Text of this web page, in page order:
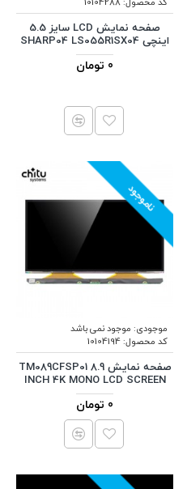
صفحه نمایش LCD سایز 5.5
اینچی SHARP04 LS055R1SX04
0 تومان
ناموجود
موجودی: موجود نمی باشد
کد محصول:10104194
صفحه نمایش TM089CFSP01 8.9
INCH 4K MONO LCD SCREEN
0 تومان